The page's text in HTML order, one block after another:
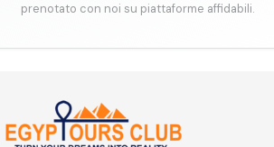
prenotato con noi su piattaforme affidabili.